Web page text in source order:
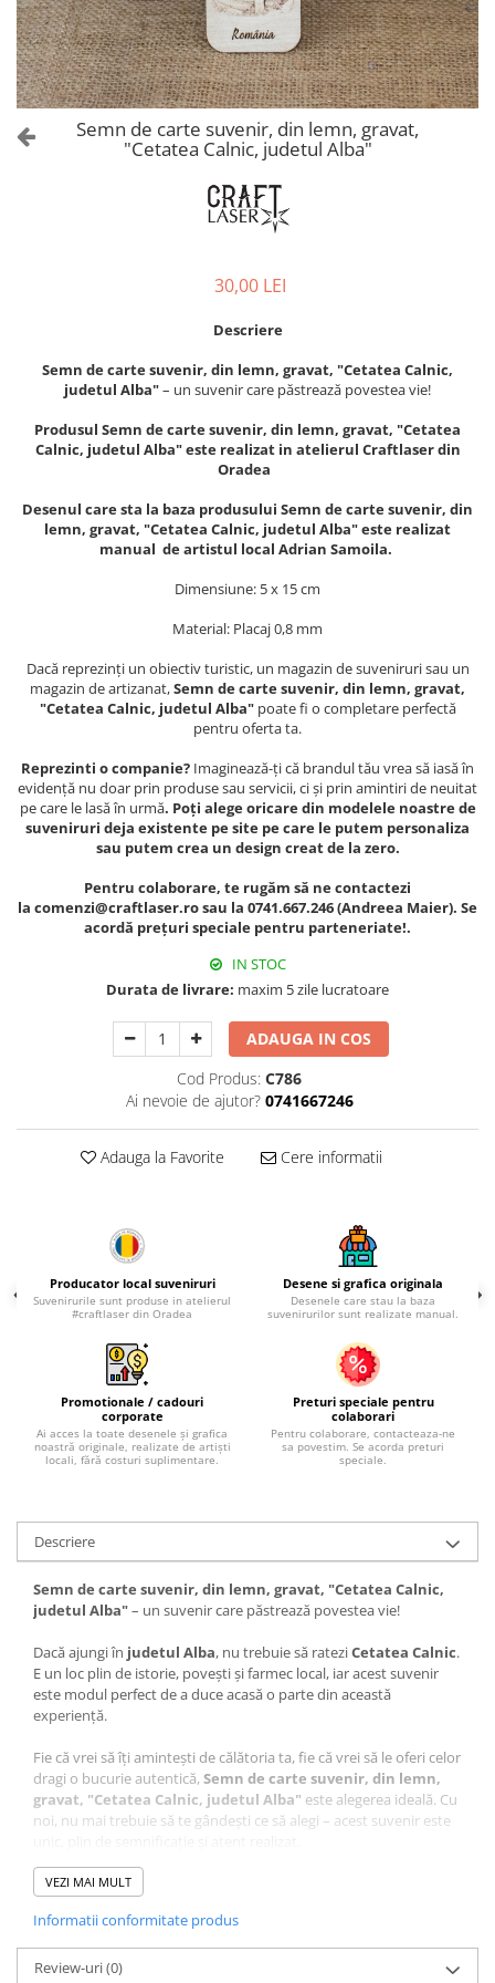
Castelul Peles
Cetatea Alba Carolina
Cetatea de Scaun a Sucevei
Sighisoara
Bojdeuca "Ion Creanga", Iasi
Cazinoul Constanta
Galeria Artei Iesene (Muzeul
Nicolae Gane)
Muzeul de Arta Cluj Napoca
Muzeul National Brukenthal Sibiu
Muzeul National de Istorie a
Romaniei
Muzeul Unirii Iasi
Orase si zone istorice
Cluj Napoca
Colonada Imperiala, Buzias
Maramures
Oradea
Sibiu
Palate si Curti Domnesti
Curtea Domneasca, Targoviste
Palatul Alexandru Ioan Cuza,
Palatul Culturii Iasi
Cani suvenir
Colectia "Orase Medievale"
Colectia Semne de carte Suvenir
Semn de carte suvenir acuarela
Semn de carte suvenir gravat
Magneti de frigider, din lemn
Magneti de frigider din lemn,
Magneti de frigider, din lemn,
Mitul Dracula
Puzzle suvenir
Sacose bumbac
Suport pahare suvenir
Suport pahare suvenir din lemn
Tablouri acuarela
Tablouri gravate
Colectia "Belle Epoque"
Colectia "Visit Romania"
Colectia medievala
Colectia Vintage
Semn de carte suvenir, din lemn, gravat,
"Cetatea Calnic, judetul Alba"
30,00 LEI
Descriere
Semn de carte suvenir, din lemn, gravat, "Cetatea Calnic,
judetul Alba"– un suvenir care păstrează povestea vie!
Produsul Semn de carte suvenir, din lemn, gravat, "Cetatea
Calnic, judetul Alba" este realizat in atelierul Craftlaser din
Oradea
Desenul care sta la baza produsului Semn de carte suvenir, din
lemn, gravat, "Cetatea Calnic, judetul Alba" este realizat
manual de artistul local Adrian Samoila.
Dimensiune: 5 x 15 cm
Material: Placaj 0,8 mm
Dacă reprezinți un obiectiv turistic, un magazin de suveniruri sau un
magazin de artizanat,Semn de carte suvenir, din lemn, gravat,
"Cetatea Calnic, judetul Alba"poate fi o completare perfectă
pentru oferta ta.
Reprezinti o companie? Imaginează-ți că brandul tău vrea să iasă în
evidență nu doar prin produse sau servicii, ci și prin amintiri de neuitat
pe care le lasă în urmă. Poți alege oricare din modelele noastre de
suveniruri deja existente pe site pe care le putem personaliza
sau putem crea un design creat de la zero.
Pentru colaborare, te rugăm să ne contactezi
la comenzi@craftlaser.ro sau la 0741.667.246 (Andreea Maier). Se
acordă prețuri speciale pentru parteneriate!.
IN STOC
Durata de livrare: maxim 5 zile lucratoare
ADAUGA IN COS
Cod Produs: C786
Ai nevoie de ajutor? 0741667246
Adauga la Favorite Cere informatii
Producator local suveniruri
Suvenirurile sunt produse in atelierul
#craftlaser din Oradea
Desene si grafica originala
Desenele care stau la baza
suvenirurilor sunt realizate manual.
Promotionale / cadouri
corporate
Ai acces la toate desenele și grafica
noastră originale, realizate de artiști
locali, fără costuri suplimentare.
Preturi speciale pentru
colaborari
Pentru colaborare, contacteaza-ne
sa povestim. Se acorda preturi
speciale.
Descriere
Semn de carte suvenir, din lemn, gravat, "Cetatea Calnic,
judetul Alba"– un suvenir care păstrează povestea vie!
Dacă ajungi în judetul Alba, nu trebuie să rateziCetatea Calnic.
E un loc plin de istorie, povești și farmec local, iar acest suvenir
este modul perfect de a duce acasă o parte din această
experiență.
Fie că vrei să îți amintești de călătoria ta, fie că vrei să le oferi celor
dragi o bucurie autentică, Semn de carte suvenir, din lemn,
gravat, "Cetatea Calnic, judetul Alba" este alegerea ideală. Cu
noi, nu mai trebuie să te gândești ce să alegi – acest suvenir este
Ce face acest suvenir special?
din Oradea, fiecare produs este lucrat cu grijă pentru a păstra
autenticitatea locului.
Artă personalizată
: Desenul care stă la baza acestui suvenir
VEZI MAI MULT
Informatii conformitate produs
Review-uri(0)